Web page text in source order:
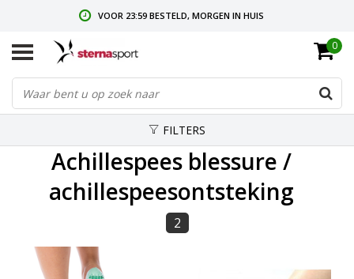
VOOR 23:59 BESTELD, MORGEN IN HUIS
GRATIS RETOURNEREN & RUILEN
0
FILTERS
Achillespees blessure /
achillespeesontsteking
2